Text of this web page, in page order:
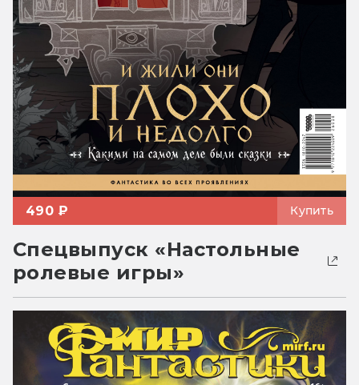
490 ₽ Купить
Спецвыпуск «Настольные
ролевые игры»